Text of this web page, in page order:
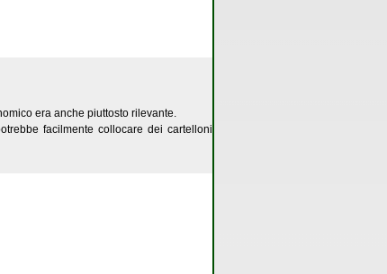
era anche piuttosto rilevante.
facilmente collocare dei cartelloni